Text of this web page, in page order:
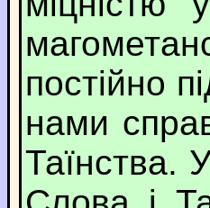
постійно
нами
Таїнства.